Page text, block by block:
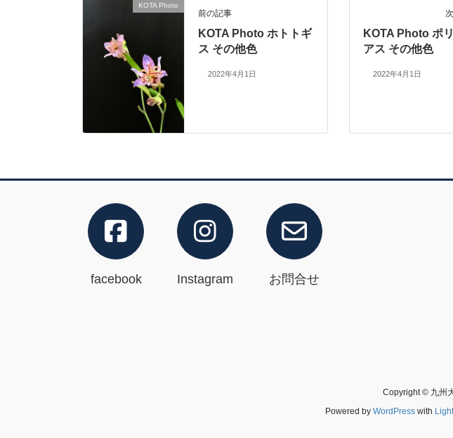
KOTA Photo
前の記事
KOTA Photo ホトトギ
ス その他色
2022年4月1日
KOTA Photo ポ
アス その他色
2022年4月1日
facebook Instagram お問合せ
Copyright © 九州
Powered by WordPresswith